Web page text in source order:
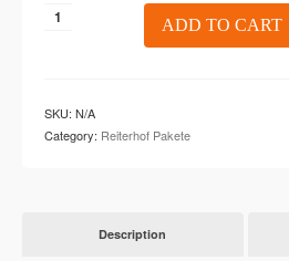
Wanderreiten
ADD TO CART
SKU: N/A
Category: Reiterhof Pakete
Description